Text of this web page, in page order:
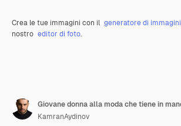
Crea le tue immagini con il generatore di immagini
nostro editor di foto.
KamranAydinov